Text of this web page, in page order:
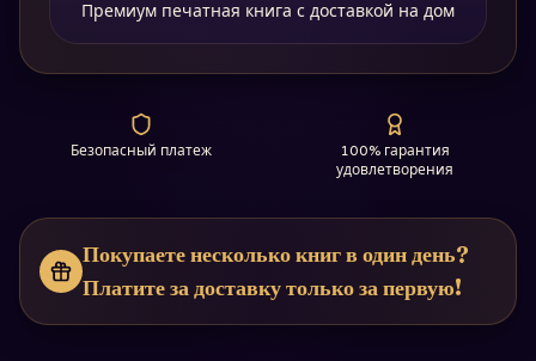
Премиум печатная книга с доставкой на дом
Безопасный платеж
100% гарантия
удовлетворения
Покупаете несколько книг в один день?
Платите за доставку только за первую!